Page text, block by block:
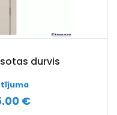
durvis
€